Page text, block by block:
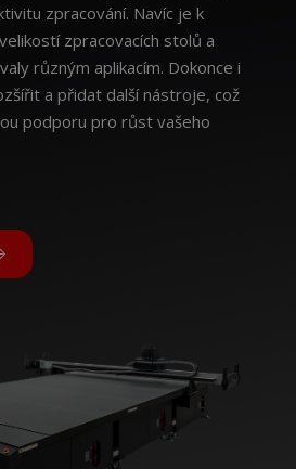
zpracování. Navíc je k
zpracovacích stolů a
různým aplikacím. Dokonce i
a přidat další nástroje, což
podporu pro růst vašeho